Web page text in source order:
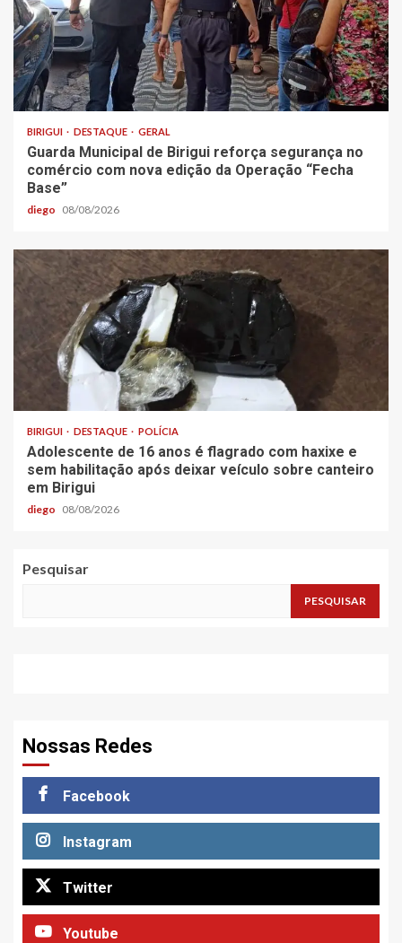
BIRIGUI DESTAQUE GERAL
Guarda Municipal de Birigui reforça segurança no
comércio com nova edição da Operação “Fecha
Base”
diego 08/08/2026
BIRIGUI DESTAQUE POLÍCIA
Adolescente de 16 anos é flagrado com haxixe e
sem habilitação após deixar veículo sobre canteiro
em Birigui
diego 08/08/2026
Pesquisar
PESQUISAR
Nossas Redes
Facebook
Instagram
Twitter
Youtube